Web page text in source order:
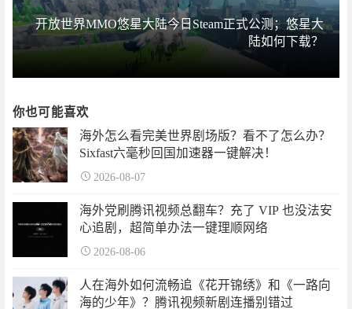
开放世界MMO悠星大陆今日Steam正式公测；悠星大
陆如何下载？
你也可能喜欢
海外怎么看完美世界剧场版？看不了怎么办？
Sixfast六毫秒回国加速器一键解决！
2026-08-07
海外党刷腾讯视频总翻车？充了 VIP 也没法安
心追剧，超简单办法一键理顺网络
2026-08-06
人在海外如何流畅追《花开锦绣》和《一路向
海的少年》？腾讯视频新剧连播别错过